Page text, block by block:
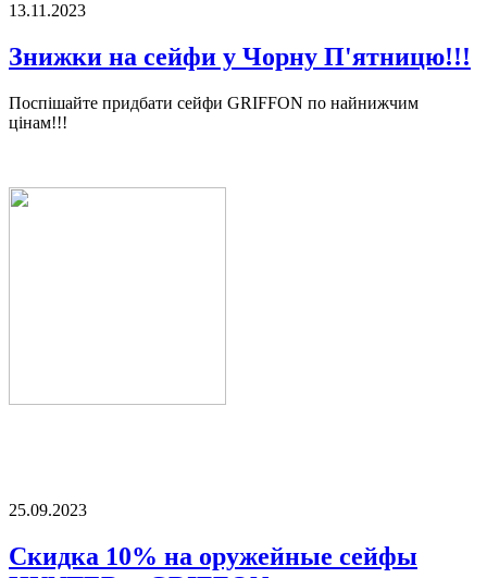
13.11.2023
Знижки на сейфи у Чорну П'ятницю!!!
Поспішайте придбати сейфи GRIFFON по найнижчим
цінам!!!
25.09.2023
Скидка 10% на оружейные сейфы